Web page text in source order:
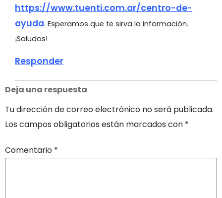
https://www.tuenti.com.ar/centro-de-
ayuda. Esperamos que te sirva la información.
¡Saludos!
Responder
Deja una respuesta
Tu dirección de correo electrónico no será publicada.
Los campos obligatorios están marcados con *
Comentario *